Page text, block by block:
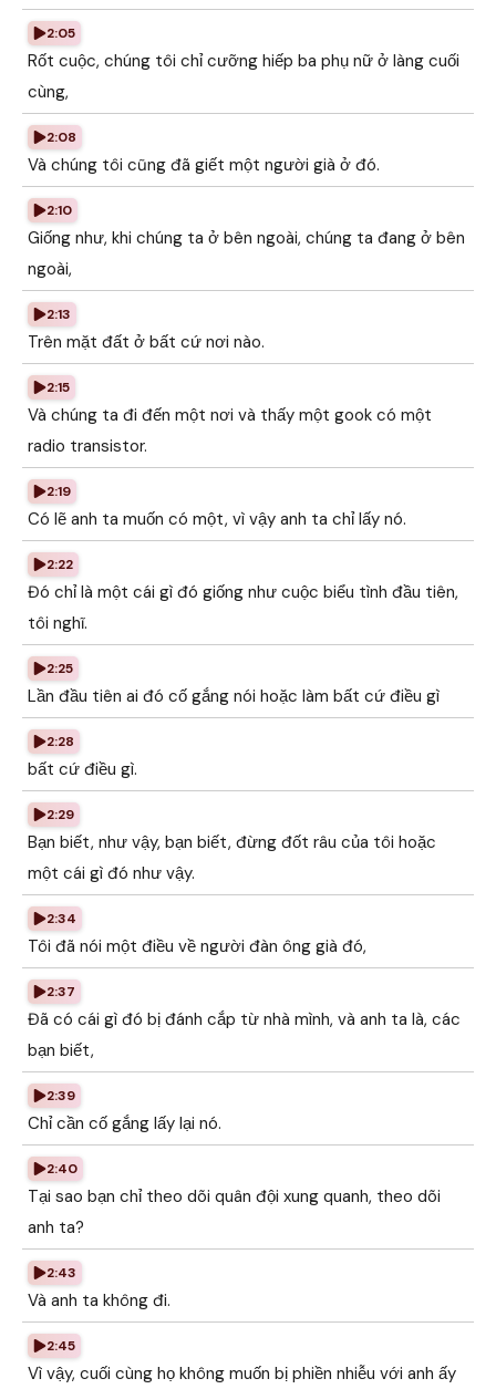
2:05
Rốt cuộc, chúng tôi chỉ cưỡng hiếp ba phụ nữ ở làng cuối
cùng,
2:08
Và chúng tôi cũng đã giết một người già ở đó.
2:10
Giống như, khi chúng ta ở bên ngoài, chúng ta đang ở bên
ngoài,
2:13
Trên mặt đất ở bất cứ nơi nào.
2:15
Và chúng ta đi đến một nơi và thấy một gook có một
radio transistor.
2:19
Có lẽ anh ta muốn có một, vì vậy anh ta chỉ lấy nó.
2:22
Đó chỉ là một cái gì đó giống như cuộc biểu tình đầu tiên,
tôi nghĩ.
2:25
Lần đầu tiên ai đó cố gắng nói hoặc làm bất cứ điều gì
2:28
bất cứ điều gì.
2:29
Bạn biết, như vậy, bạn biết, đừng đốt râu của tôi hoặc
một cái gì đó như vậy.
2:34
Tôi đã nói một điều về người đàn ông già đó,
2:37
Đã có cái gì đó bị đánh cắp từ nhà mình, và anh ta là, các
bạn biết,
2:39
Chỉ cần cố gắng lấy lại nó.
2:40
Tại sao bạn chỉ theo dõi quân đội xung quanh, theo dõi
anh ta?
2:43
Và anh ta không đi.
2:45
Vì vậy, cuối cùng họ không muốn bị phiền nhiễu với anh ấy